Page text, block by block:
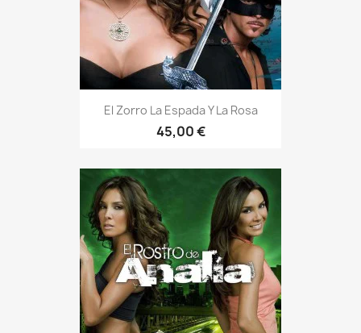
El Zorro La Espada Y La Rosa
45,00 €